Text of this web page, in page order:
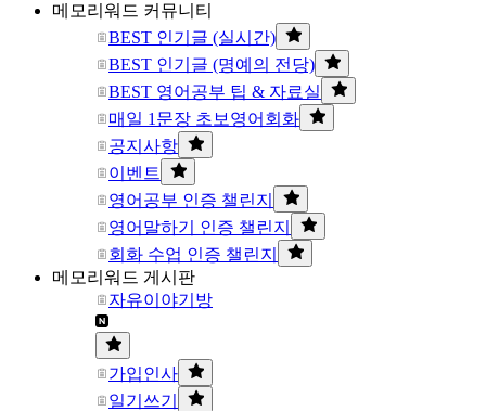
메모리워드 커뮤니티
BEST 인기글 (실시간)
BEST 인기글 (명예의 전당)
BEST 영어공부 팁 & 자료실
매일 1문장 초보영어회화
공지사항
이벤트
영어공부 인증 챌린지
영어말하기 인증 챌린지
회화 수업 인증 챌린지
메모리워드 게시판
자유이야기방
가입인사
일기쓰기